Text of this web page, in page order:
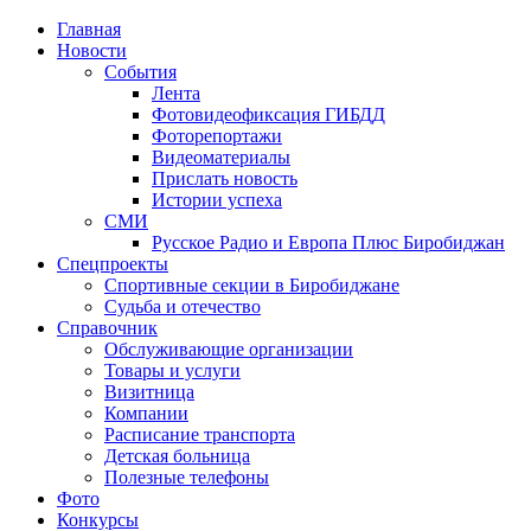
Главная
Новости
События
Лента
Фотовидеофиксация ГИБДД
Фоторепортажи
Видеоматериалы
Прислать новость
Истории успеха
СМИ
Русское Радио и Европа Плюс Биробиджан
Спецпроекты
Спортивные секции в Биробиджане
Судьба и отечество
Справочник
Обслуживающие организации
Товары и услуги
Визитница
Компании
Расписание транспорта
Детская больница
Полезные телефоны
Фото
Конкурсы